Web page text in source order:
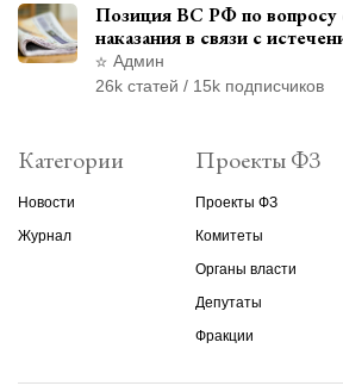
Позиция ВС РФ по вопросу
наказания в связи с
уголовного преследования
Админ
26k статей / 15k подписчиков
Категории
Новости
Журнал
Проекты ФЗ
Проекты ФЗ
Комитеты
Органы власти
Депутаты
Фракции